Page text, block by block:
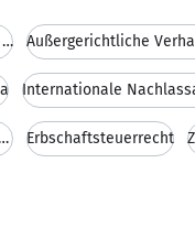
Erbrecht und Testamentsgestaltung (national und in
Internationale
und Asset Protec Erbschaftsteuerrecht